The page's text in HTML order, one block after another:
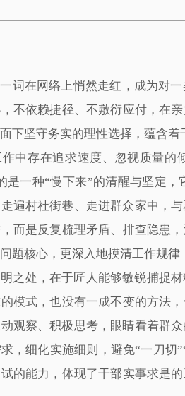
词在网络上悄然走红，成为对
不依赖捷径、不敷衍应付，在
下坚守务实的理性选择，蕴含
中存在追求速度、忽视质量
是一种“慢下来”的清醒与坚定
遍村社街巷、走进群众家中，
而是反复梳理矛盾、排查隐患
题核心，更深入地摸清工作规律
之处，在于匠人能够敏锐捕捉
模式，也没有一成不变的方法
观察、积极思考，眼睛看着群
，细化实施细则，避免“一刀
的能力，体现了干部实事求是